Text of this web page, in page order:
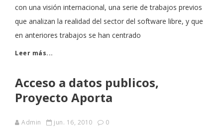
con una visión internacional, una serie de trabajos previos
que analizan la realidad del sector del software libre, y que
en anteriores trabajos se han centrado
Leer más...
Acceso a datos publicos,
Proyecto Aporta
Admin jun. 16, 2010
0